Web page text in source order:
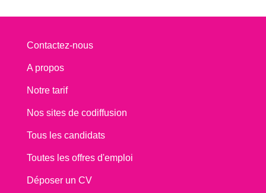
Contactez-nous
A propos
Notre tarif
Nos sites de codiffusion
Tous les candidats
Toutes les offres d'emploi
Déposer un CV